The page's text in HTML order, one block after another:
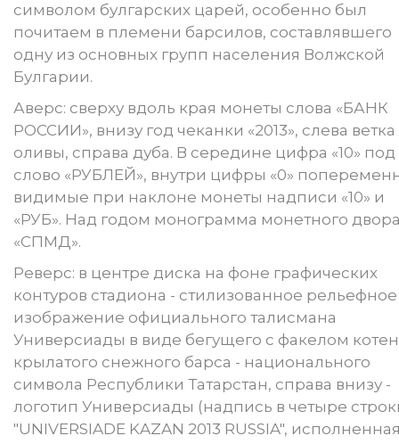
символом булгарских царей, особенно был
почитаем в племени барсилов, составлявшего
одну из основных групп населения Волжской
Булгарии.
Аверс: сверху вдоль края монеты слова «БАНК
РОССИИ», внизу год чеканки «2013», слева ветка
оливы, справа дуба. В середине цифра «10»
слово «РУБЛЕЙ», внутри цифры «0»
видимые при наклоне монеты надписи «10» и
«РУБ». Над годом монограмма монетного
«СПМД».
Реверс: в центре диска на фоне графических
контуров стадиона - стилизованное рельефное
изображение официального талисмана
Универсиады в виде бегущего с факелом
крылатого снежного барса - национального
символа Республики Татарстан, справа внизу -
логотип Универсиады (надпись в четыре
"UNIVERSIADE KAZAN 2013 RUSSIA",